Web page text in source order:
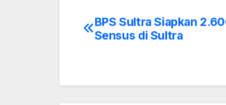
Post
BPS Sultra Siapkan
Sensus di Sultra